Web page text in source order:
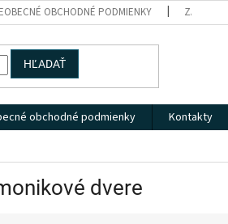
OBCHODNÉ PODMIENKY ZÁSADY
HĽADAŤ
obchodné podmienky
Kontakty
dvere